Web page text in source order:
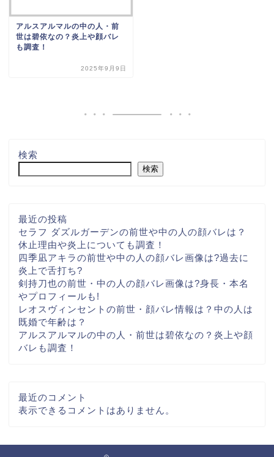
アルスアルマルの中の人・前
世は碧依なの？炎上や顔バレ
も調査！
2025年9月9日
検索
検索
最近の投稿
セラフ ダズルガーデンの前世や中の人の顔バレは？
休止理由や炎上についても調査！
四季凪アキラの前世や中の人の顔バレ画像は?過去に
炎上で舌打ち?
剣持刀也の前世・中の人の顔バレ画像は?身長・本名
やプロフィールも!
レオスヴィンセントの前世・顔バレ情報は？中の人は
既婚で年齢は？
アルスアルマルの中の人・前世は碧依なの？炎上や顔
バレも調査！
最近のコメント
表示できるコメントはありません。